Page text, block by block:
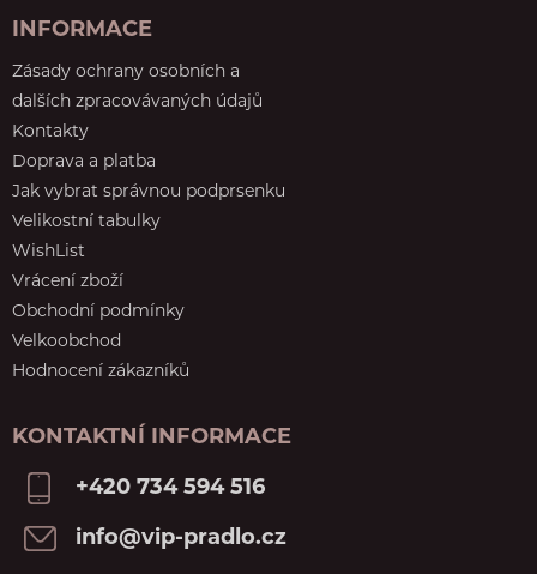
INFORMACE
Zásady ochrany osobních a
dalších zpracovávaných údajů
Kontakty
Doprava a platba
Jak vybrat správnou podprsenku
Velikostní tabulky
WishList
Vrácení zboží
Obchodní podmínky
Velkoobchod
Hodnocení zákazníků
KONTAKTNÍ INFORMACE
+420 734 594 516
info@vip-pradlo.cz